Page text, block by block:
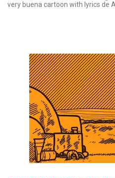
very buena cartoon with lyrics de